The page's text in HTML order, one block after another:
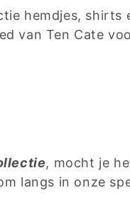
hemdjes, shirts
van Ten Cate
, mocht je
langs in onze